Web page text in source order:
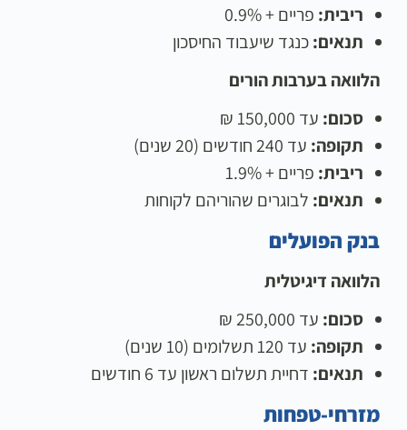
ריבית: פריים + 0.9%
תנאים:כנגד שיעבוד החיסכון
הלוואה בערבות הורים
סכום: עד 150,000 ₪
תקופה: עד 240 חודשים (20 שנים)
ריבית: פריים + 1.9%
תנאים: לבוגרים שהוריהם לקוחות
בנק הפועלים
הלוואה דיגיטלית
סכום: עד 250,000 ₪
תקופה: עד 120 תשלומים (10 שנים)
תנאים: דחיית תשלום ראשון עד 6 חודשים
מזרחי-טפחות